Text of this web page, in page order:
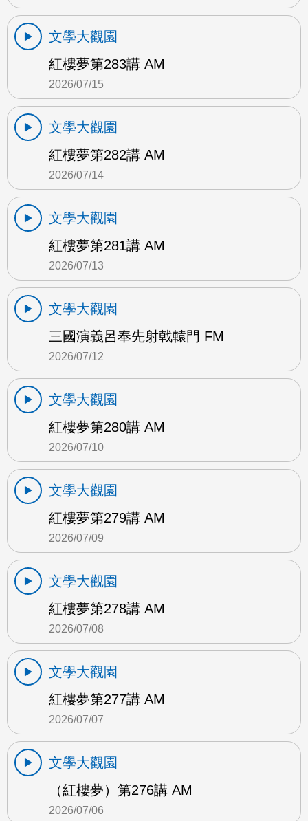
文學大觀園
紅樓夢第283講 AM
2026/07/15
文學大觀園
紅樓夢第282講 AM
2026/07/14
文學大觀園
紅樓夢第281講 AM
2026/07/13
文學大觀園
三國演義呂奉先射戟轅門 FM
2026/07/12
文學大觀園
紅樓夢第280講 AM
2026/07/10
文學大觀園
紅樓夢第279講 AM
2026/07/09
文學大觀園
紅樓夢第278講 AM
2026/07/08
文學大觀園
紅樓夢第277講 AM
2026/07/07
文學大觀園
（紅樓夢）第276講 AM
2026/07/06